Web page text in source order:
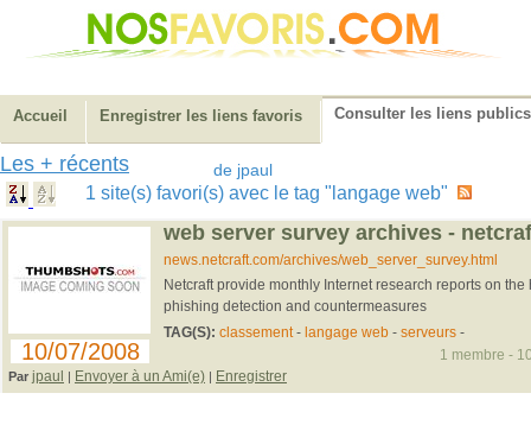
Accueil Enregistrer les liens favoris Consulter les liens publics
Les + récents de jpaul
1 site(s) favori(s) avec le tag "langage web"
10/07/2008
web server survey archives -
news.netcraft.com/archives/web_server_survey.html
Netcraft provide monthly Internet research reports on
phishing detection and countermeasures
TAG(S): classement- langage web- serveurs-
Par jpaul | Envoyer à un Ami(e) | Enregistrer
1 membre -